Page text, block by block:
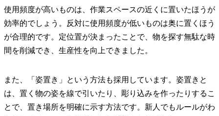
使用頻度が高いものは、作業スペースの近くに置いたほうが
効率的でしょう。反対に使用頻度が低いものは奥に置くほう
が合理的です。定位置が決まったことで、物を探す無駄な時
間を削減でき、生産性を向上できました。
また、「姿置き」という方法も採用しています。姿置きと
は、置く物の姿を線で引いたり、彫り込みを作ったりするこ
とで、置き場所を明確に示す方法です。新人でもルールがわ